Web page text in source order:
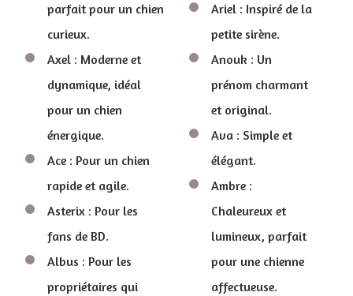
parfait pour un chien
curieux.
Axel : Moderne et
dynamique, idéal
pour un chien
énergique.
Ace : Pour un chien
rapide et agile.
Asterix : Pour les
fans de BD.
Albus : Pour les
propriétaires qui
Ariel : Inspiré de la
petite sirène.
Anouk : Un
prénom charmant
et original.
Ava : Simple et
élégant.
Ambre :
Chaleureux et
lumineux, parfait
pour une chienne
affectueuse.